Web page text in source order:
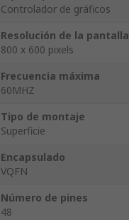
Controlador de gráficos
Resolución de la pantalla
800 x 600 pixels
Frecuencia máxima
60MHZ
Tipo de montaje
Superficie
Encapsulado
VQFN
Número de pines
48